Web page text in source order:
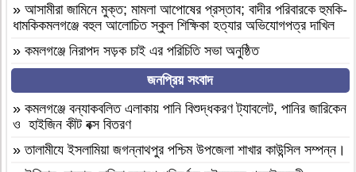
» আসামীরা জামিনে মুক্ত; মামলা আপোষের প্রস্তাব; বাদীর পরিবারকে হুমকি-
ধামকিকমলগঞ্জে বহুল আলোচিত স্কুল শিক্ষিকা হত্যার অভিযোগপত্র দাখিল
» কমলগঞ্জে নিরাপদ সড়ক চাই এর পরিচিতি সভা অনুষ্ঠিত
শোক সংবাদ॥ রসমোহন সিংহ ॥
ফ্যাসিবাদবিরোধী সমন্বিত শক্তির ফল জুলাই আন্দোলন: রেদোয়ান মাজহারি
» বগুড়া আদমদীঘিতে হিন্দু গৃহবধূকে শ্লীলতাহানির চেষ্টার অভিযোগে
গ্রেপ্তার-১
দশ বছ‌রে গ্রামীণ‌ফো‌সের মাইজিপি অ্যাপ
জনপ্রিয় সংবাদ
» কমলগঞ্জে বন্যাকবলিত এলাকায় পানি বিশুদ্ধকরণ ট্যাবলেট, পানির জারিকেন
ও হাইজিন কীট বক্স বিতরণ
»‎তালামীযে ইসলামিয়া জগন্নাথপুর পশ্চিম উপজেলা শাখার কাউন্সিল সম্পন্ন।